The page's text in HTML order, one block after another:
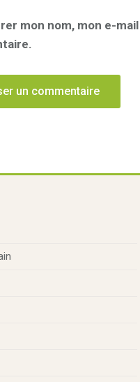
mon nom, mon e-